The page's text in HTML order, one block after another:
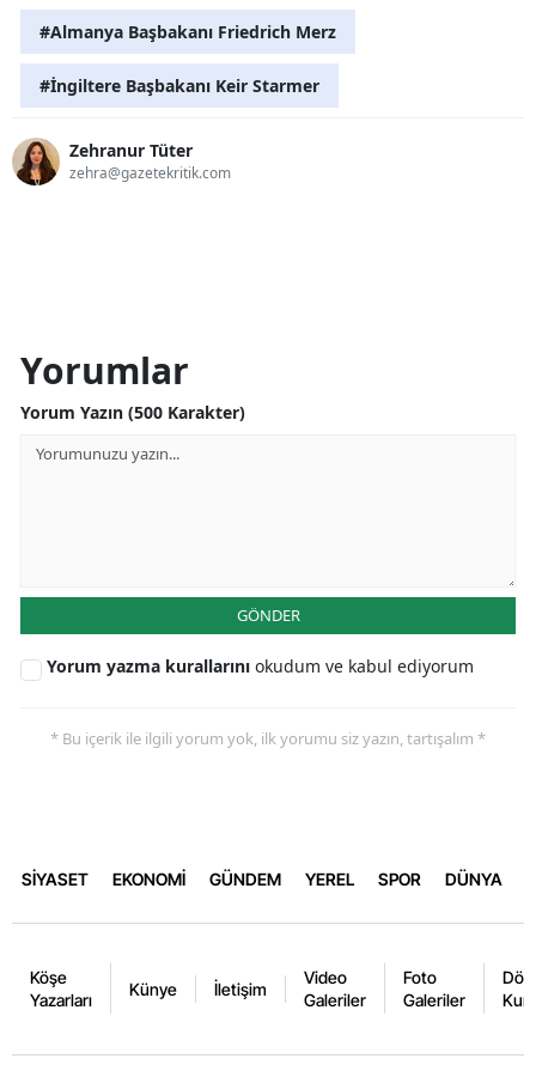
#Almanya Başbakanı Friedrich Merz
#İngiltere Başbakanı Keir Starmer
Zehranur Tüter
zehra@gazetekritik.com
Yorumlar
Yorum Yazın (500 Karakter)
GÖNDER
Yorum yazma kurallarını okudum ve kabul ediyorum
* Bu içerik ile ilgili yorum yok, ilk yorumu siz yazın, tartışalım *
SİYASET EKONOMİ GÜNDEM YEREL SPOR DÜNYA
Köşe
Yazarları
Künye İletişim
Video
Galeriler
Foto
Galeriler